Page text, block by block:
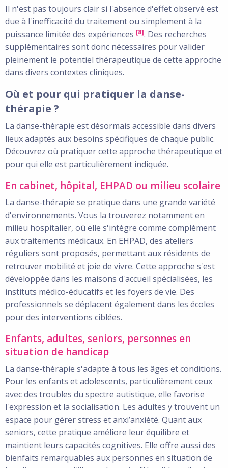
Il n'est pas toujours clair si l'absence d'effet observé est
due à l'inefficacité du traitement ou simplement à la
puissance limitée des expériences [8]. Des recherches
supplémentaires sont donc nécessaires pour valider
pleinement le potentiel thérapeutique de cette approche
dans divers contextes cliniques.
Où et pour qui pratiquer la danse-
thérapie ?
La danse-thérapie est désormais accessible dans divers
lieux adaptés aux besoins spécifiques de chaque public.
Découvrez où pratiquer cette approche thérapeutique et
pour qui elle est particulièrement indiquée.
En cabinet, hôpital, EHPAD ou milieu scolaire
La danse-thérapie se pratique dans une grande variété
d'environnements. Vous la trouverez notamment en
milieu hospitalier, où elle s'intègre comme complément
aux traitements médicaux. En EHPAD, des ateliers
réguliers sont proposés, permettant aux résidents de
retrouver mobilité et joie de vivre. Cette approche s'est
développée dans les maisons d'accueil spécialisées, les
instituts médico-éducatifs et les foyers de vie. Des
professionnels se déplacent également dans les écoles
pour des interventions ciblées.
Enfants, adultes, seniors, personnes en
situation de handicap
La danse-thérapie s'adapte à tous les âges et conditions.
Pour les enfants et adolescents, particulièrement ceux
avec des troubles du spectre autistique, elle favorise
l'expression et la socialisation. Les adultes y trouvent un
espace pour gérer stress et anxi’anxiété. Quant aux
seniors, cette pratique améliore leur équilibre et
maintient leurs capacités cognitives. Elle offre aussi des
bienfaits remarquables aux personnes en situation de